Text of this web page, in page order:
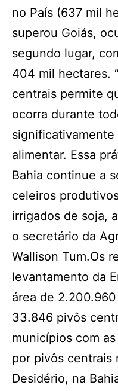
no País (637 mil
superou Goiás,
segundo lugar,
404 mil hectares.
centrais permite
ocorra durante
significativamente
alimentar. Essa
Bahia continue a
celeiros
irrigados de soja,
o secretário da
Wallison Tum.Os
levantamento da
área de
33.846 pivôs
municípios com
por pivôs centrais
Desidério, na